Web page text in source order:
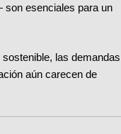
esenciales para un
las demandas
aún carecen de